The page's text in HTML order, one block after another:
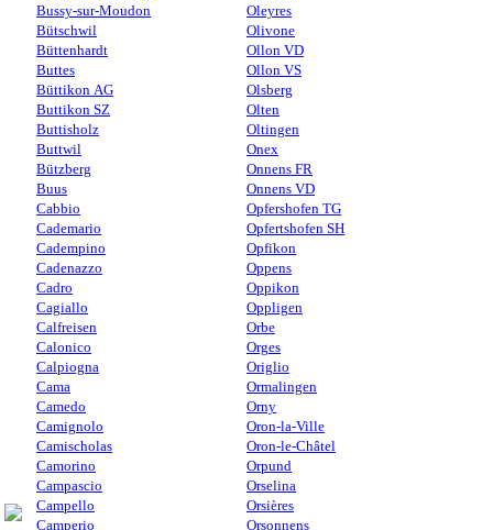
Bussy-sur-Moudon
Bütschwil
Büttenhardt
Buttes
Büttikon AG
Buttikon SZ
Buttisholz
Buttwil
Bützberg
Buus
Cabbio
Cademario
Cadempino
Cadenazzo
Cadro
Cagiallo
Calfreisen
Calonico
Calpiogna
Cama
Camedo
Camignolo
Camischolas
Camorino
Campascio
Campello
Camperio
Oleyres
Olivone
Ollon VD
Ollon VS
Olsberg
Olten
Oltingen
Onex
Onnens FR
Onnens VD
Opfershofen TG
Opfertshofen SH
Opfikon
Oppens
Oppikon
Oppligen
Orbe
Orges
Origlio
Ormalingen
Orny
Oron-la-Ville
Oron-le-Châtel
Orpund
Orselina
Orsières
Orsonnens